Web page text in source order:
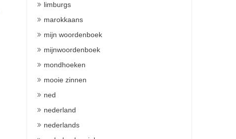
limburgs
marokkaans
mijn woordenboek
mijnwoordenboek
mondhoeken
mooie zinnen
ned
nederland
nederlands